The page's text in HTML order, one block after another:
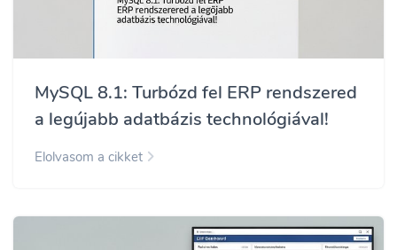
MySQL 8.1: Turbózd fel ERP rendszered
a legújabb adatbázis technológiával!
Elolvasom a cikket